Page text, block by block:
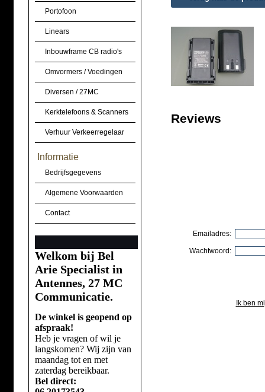
Portofoon
Linears
Inbouwframe CB radio's
Omvormers / Voedingen
Diversen / 27MC
Kerktelefoons & Scanners
Verhuur Verkeerregelaar
Informatie
Bedrijfsgegevens
Algemene Voorwaarden
Contact
Welkom bij Bel
Arie Specialist in
Antennes, 27 MC
Communicatie.
De winkel is geopend op
afspraak!
Heb je vragen of wil je
langskomen? Wij zijn van
maandag tot en met
zaterdag bereikbaar.
Bel direct:
Reviews
Emailadres:
Wachtwoord:
Ik ben